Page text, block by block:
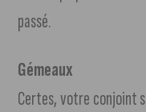
passé.
Gémeaux
Certes, votre conjoint